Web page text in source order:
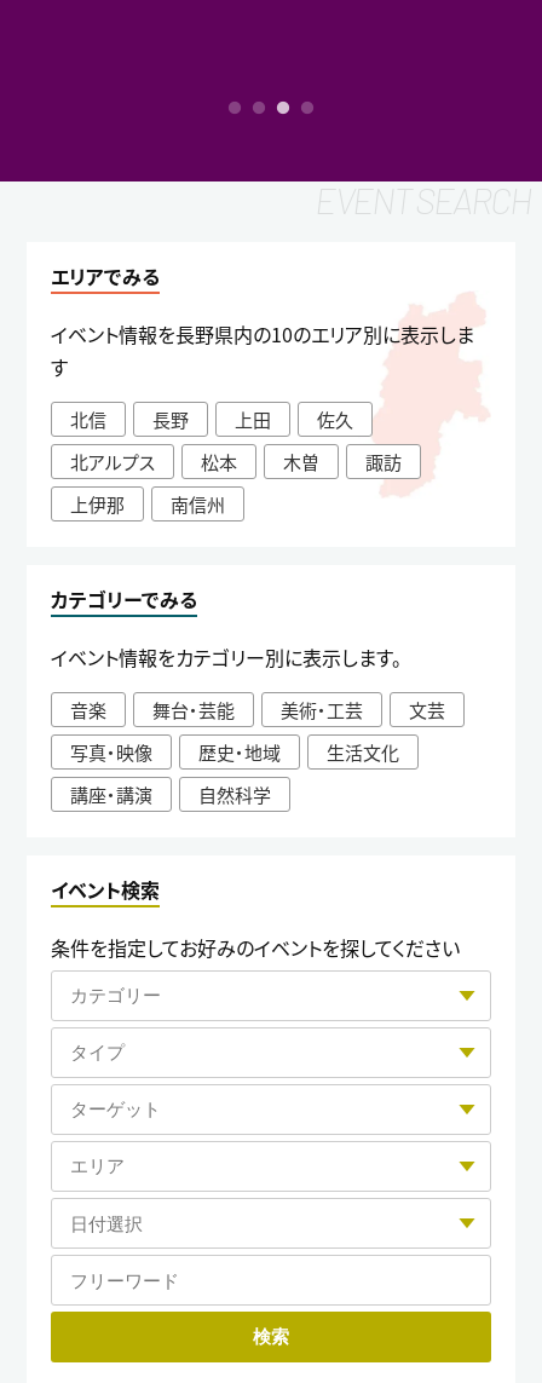
エリアでみる
イベント情報を長野県内の10のエリア別に表示しま
す
北信 長野 上田
佐久
北アルプス
松本 木曽
諏訪
上伊那
南信州
カテゴリーでみる
イベント情報をカテゴリー別に表示します。
音楽 舞台・芸能 美術・工芸
文芸
写真・映像
歴史・地域
生活文化
講座・講演
自然科学
イベント検索
条件を指定してお好みのイベントを探してください